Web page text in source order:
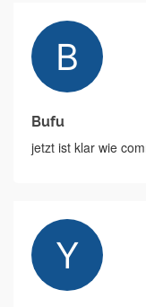
Bufu
jetzt ist klar wie